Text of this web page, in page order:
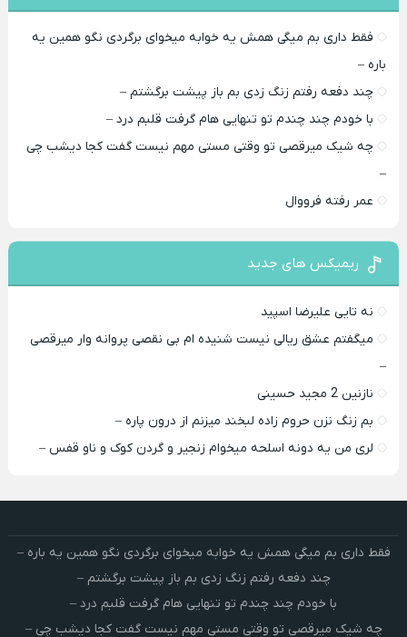
فقط داری بم میگی همش یه خوابه میخوای برگردی نگو همین یه
باره –
چند دفعه رفتم زنگ زدی بم باز پیشت برگشتم –
با خودم چند چندم تو تنهایی هام گرفت قلبم درد –
چه شیک میرقصی تو وقتی مستی مهم نیست گفت کجا دیشب چی
–
عمر رفته فرووال
ریمیکس های جدید
نه تایی علیرضا اسپید
میگفتم عشق ریالی نیست شنیده ام بی نقصی پروانه وار میرقصی
–
نازنین 2 مجید حسینی
بم زنگ نزن حروم زاده لبخند میزنم از درون پاره –
لری من یه دونه اسلحه میخوام زﻧﺠﻴﺮ و ﮔﺮدن ﻛﻮک و ﻧﺎو ﻗﻔﺲ –
فقط داری بم میگی همش یه خوابه میخوای برگردی نگو همین یه باره –
چند دفعه رفتم زنگ زدی بم باز پیشت برگشتم –
با خودم چند چندم تو تنهایی هام گرفت قلبم درد –
چه شیک میرقصی تو وقتی مستی مهم نیست گفت کجا دیشب چی –